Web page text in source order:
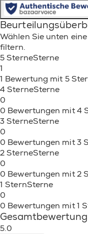
Wählen Sie unten
filtern.
5 SterneSterne
1
1 Bewertung mit 5
4 SterneSterne
0
0 Bewertungen mit 4
3 SterneSterne
0
0 Bewertungen mit 3
2 SterneSterne
0
0 Bewertungen mit 2
1 SternSterne
0
0 Bewertungen mit 1
Gesamtbewertung
5.0